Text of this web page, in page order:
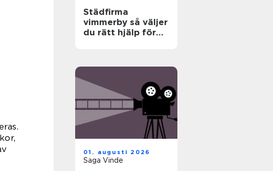
Städfirma
vimmerby så väljer
du rätt hjälp för
01. augusti 2026
Saga Vinde